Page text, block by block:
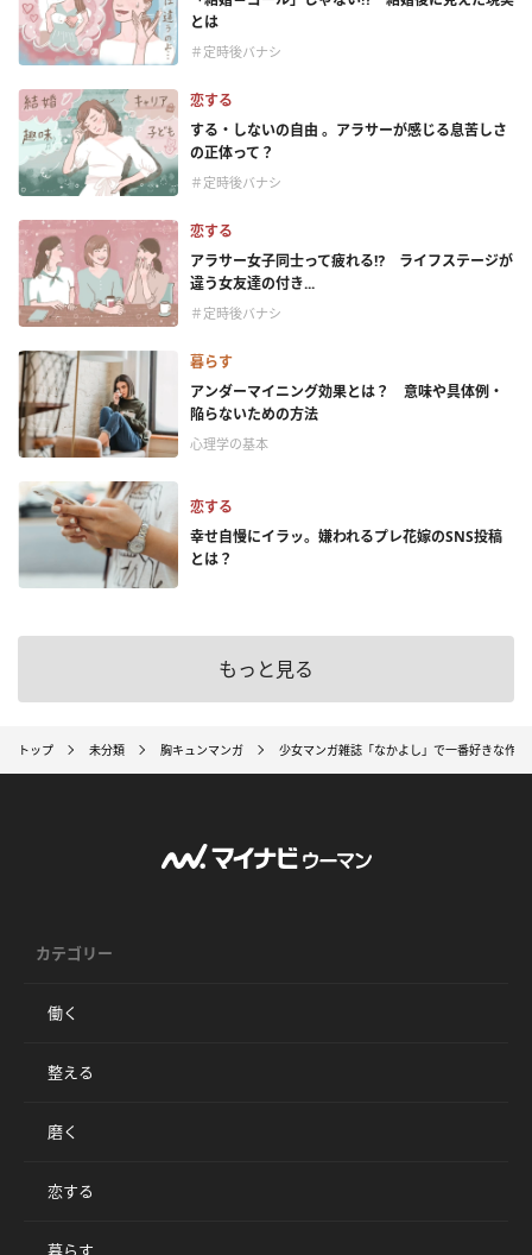
とは
＃定時後バナシ
恋する
する・しないの自由 。アラサーが感じる息苦しさ
の正体って？
＃定時後バナシ
恋する
アラサー女子同士って疲れる⁉ ライフステージが
違う女友達の付き...
＃定時後バナシ
暮らす
アンダーマイニング効果とは？ 意味や具体例・
陥らないための方法
心理学の基本
恋する
幸せ自慢にイラッ。嫌われるプレ花嫁のSNS投稿
とは？
もっと見る
トップ 未分類 胸キュンマンガ 少女マンガ雑誌「なかよし」で一番好きな作
カテゴリー
働く
整える
磨く
恋する
暮らす